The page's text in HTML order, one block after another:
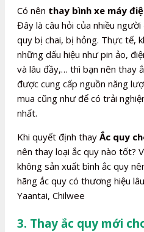
Có nên thay bình xe máy
Đây là câu hỏi của nhiều
quy bị chai, bị hỏng. Thực tế,
những dấu hiệu như pin ảo,
và lâu đầy,… thì bạn nên thay
được cung cấp nguồn năng
mua cũng như để có trải
nhất.
Khi quyết định thay Ắc quy
nên thay loại ắc quy nào tốt?
không sản xuất bình ắc quy
hãng ắc quy có thương hiệu
Yaantai, Chilwee
3. Thay ắc quy mới